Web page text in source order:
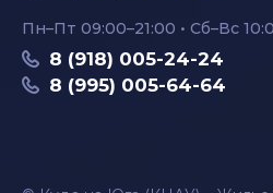
Пн–Пт 09:00–21:00 • Сб–Вс
8 (918) 005-24-24
8 (995) 005-64-64